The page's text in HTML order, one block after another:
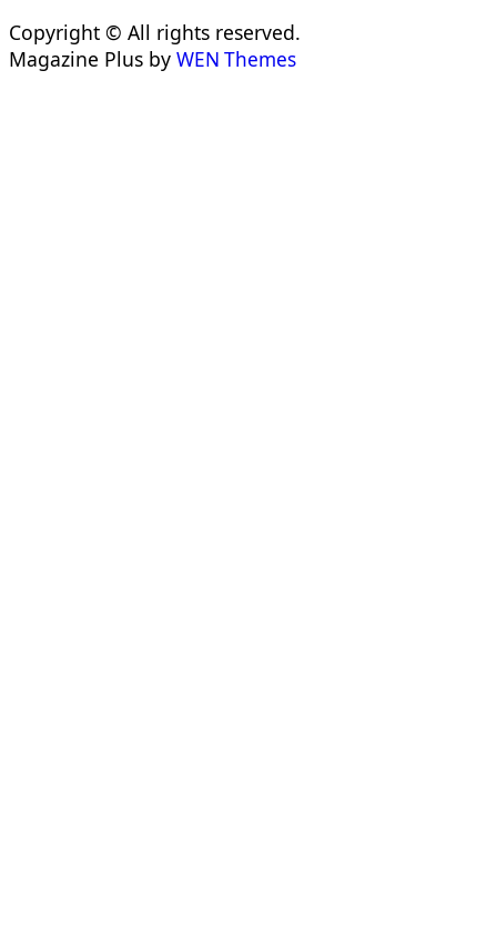
Copyright © All rights reserved.
Magazine Plus by WEN Themes